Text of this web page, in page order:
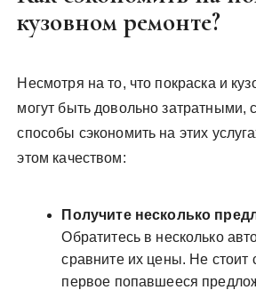
кузовном ремонте?
Несмотря на то, что покраска и
могут быть довольно затратными,
способы сэкономить на этих
этом качеством:
Получите несколько
Обратитесь в несколько
сравните их цены. Не стоит
первое попавшееся